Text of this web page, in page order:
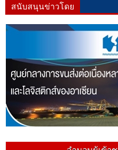
สนับสนุนข่าวโดย